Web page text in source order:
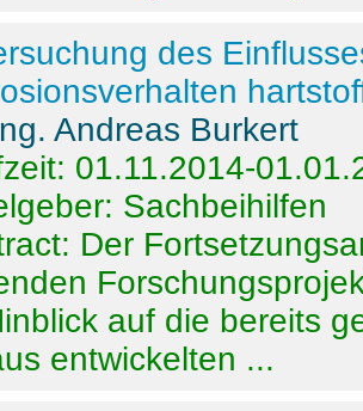
des
Andreas Burkert
01.11.2014-
Sachbeihilfen
Der
auf die bereits
entwickelten ...